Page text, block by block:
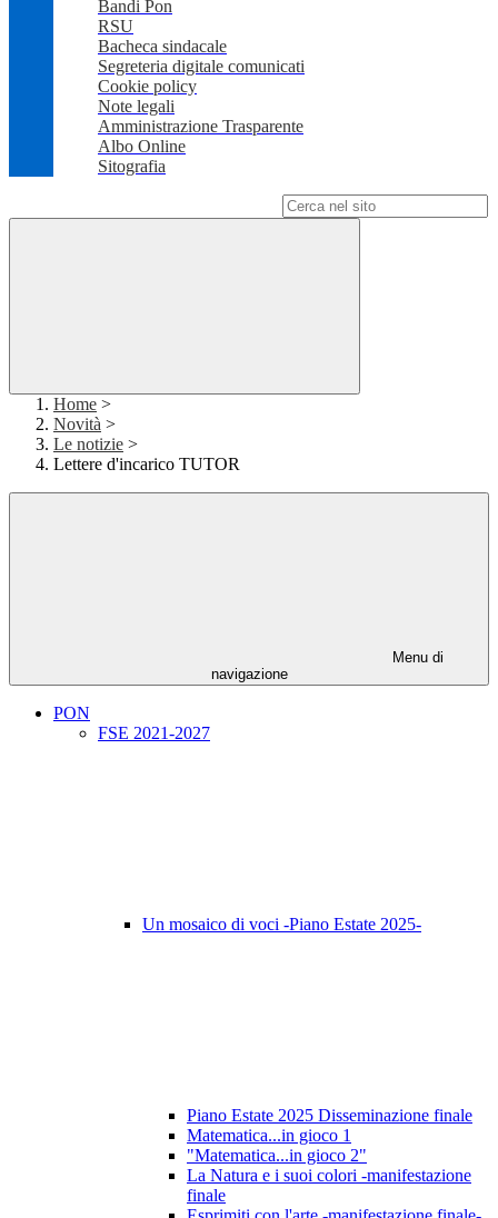
Bandi Pon
RSU
Bacheca sindacale
Segreteria digitale comunicati
Cookie policy
Note legali
Amministrazione Trasparente
Albo Online
Sitografia
Home >
Novità >
Le notizie >
Lettere d'incarico TUTOR
Menu di
navigazione
PON
FSE 2021-2027
Un mosaico di voci -Piano Estate 2025-
Piano Estate 2025 Disseminazione finale
Matematica...in gioco 1
"Matematica...in gioco 2"
La Natura e i suoi colori -manifestazione
finale